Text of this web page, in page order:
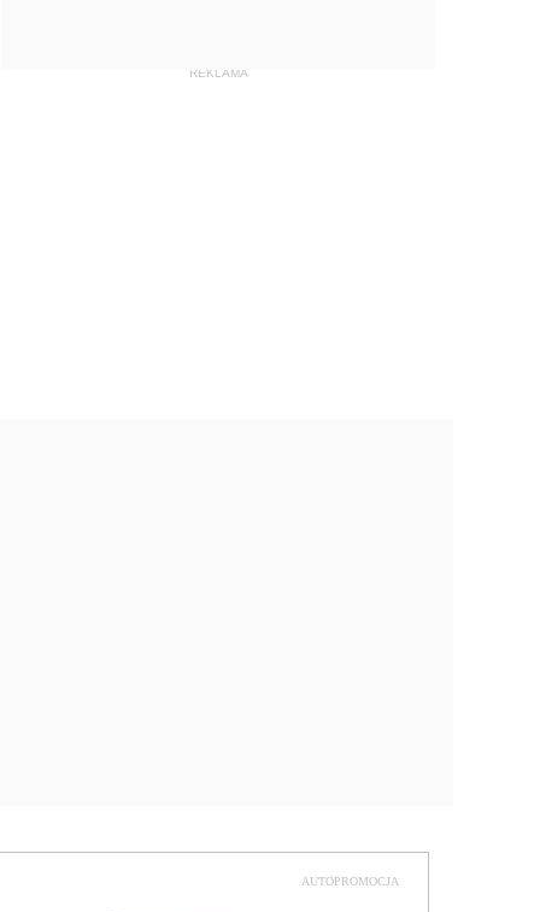
AUTOPROMOCJA